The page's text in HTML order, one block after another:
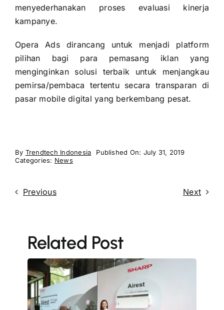
menyederhanakan proses evaluasi kinerja
kampanye.
Opera Ads dirancang untuk menjadi platform
pilihan bagi para pemasang iklan yang
menginginkan solusi terbaik untuk menjangkau
pemirsa/pembaca tertentu secara transparan di
pasar mobile digital yang berkembang pesat.
By Trendtech Indonesia
Published On: July 31, 2019
Categories: News
Previous Next
Related Post